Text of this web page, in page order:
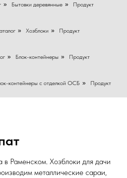
» Бытовки деревянные » Продукт
» Хозблоки » Продукт
» Блок-контейнеры » Продукт
контейнеры с отделкой ОСБ » Продукт
в Раменском. Хозблоки для дачи
металлические сараи,